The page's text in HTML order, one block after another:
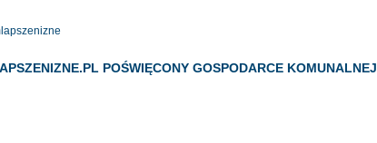
POŚWIĘCONY GOSPODARCE KOMUNALNEJ